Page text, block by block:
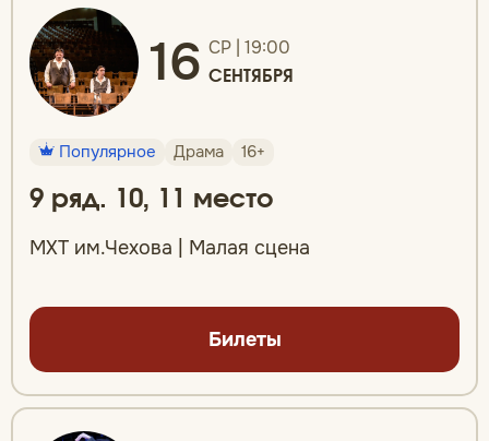
16 СР | 19:00
СЕНТЯБРЯ
Популярное Драма 16+
9 ряд. 10, 11 место
МХТ им.Чехова | Малая сцена
Билеты